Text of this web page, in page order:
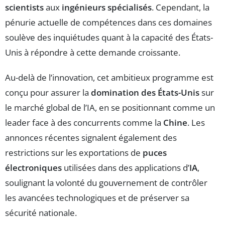
scientistsaux ingénieurs spécialisés. Cependant, la
pénurie actuelle de compétences dans ces domaines
soulève des inquiétudes quant à la capacité des États-
Unis à répondre à cette demande croissante.
Au-delà de l’innovation, cet ambitieux programme est
conçu pour assurer la domination des États-Unissur
le marché global de l’IA, en se positionnant comme un
leader face à des concurrents comme la Chine. Les
annonces récentes signalent également des
restrictions sur les exportations de puces
électroniques utilisées dans des applications d’IA,
soulignant la volonté du gouvernement de contrôler
les avancées technologiques et de préserver sa
sécurité nationale.